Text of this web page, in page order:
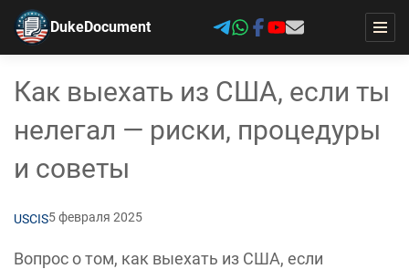
DukeDocument
Как выехать из США, если ты
нелегал — риски, процедуры
и советы
USCIS5 февраля 2025
Вопрос о том, как выехать из США, если